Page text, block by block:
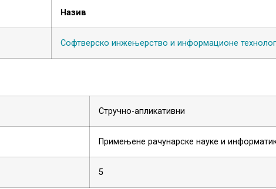
Назив
Софтверско инжењерство и информационе
Стручно-апликативни
Примењене рачунарске науке и
5